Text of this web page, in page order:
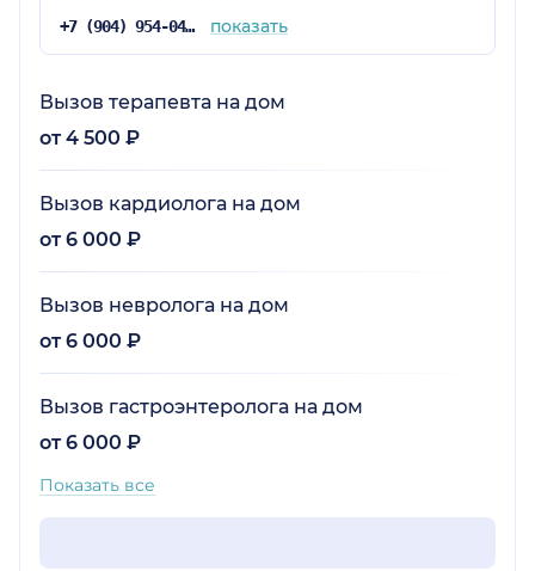
+7 (904) 954-04-36 показать
Вызов терапевта на дом
от 4 500 ₽
Вызов кардиолога на дом
от 6 000 ₽
Вызов невролога на дом
от 6 000 ₽
Вызов гастроэнтеролога на дом
от 6 000 ₽
Показать все